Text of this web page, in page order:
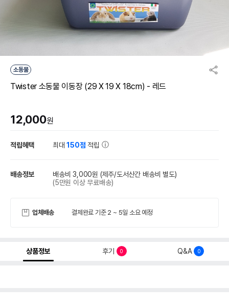
소동물
Twister 소동물 이동장 (29 X 19 X 18cm) - 레드
12,000원
적립혜택 최대150점 적립
배송정보 배송비 3,000원 (제주/도서산간 배송비 별도)
(5만원 이상 무료배송)
업체배송 결제완료 기준 2 ~ 5일 소요 예정
상품정보 후기 0 Q&A 0